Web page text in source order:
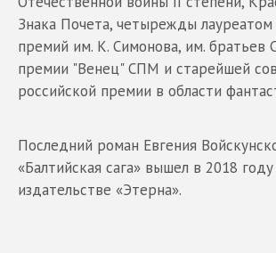
Знака Почета, четырежды
премий им. К. Симонова, им. братьев
премии "Венец" СПМ и старейшей
российской премии в области
Последний роман Евгения
«Балтийская сага» вышел в 2018
издательстве «Этерна».